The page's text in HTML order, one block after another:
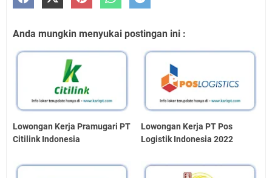
Anda mungkin menyukai postingan ini :
Lowongan Kerja Pramugari PT
Citilink Indonesia
Lowongan Kerja PT Pos
Logistik Indonesia 2022